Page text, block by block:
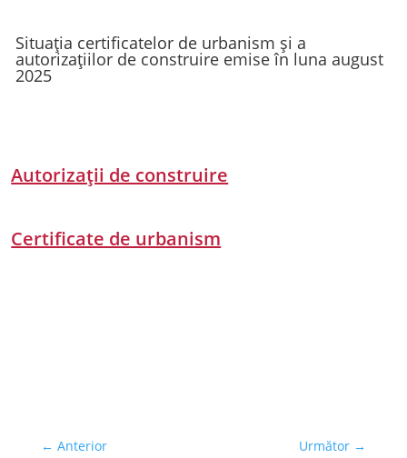
Situația certificatelor de urbanism și a
autorizațiilor de construire emise în luna august
2025
Autorizații de construire
Certificate de urbanism
← Anterior Următor →